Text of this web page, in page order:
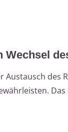
Wechsel
Austausch des